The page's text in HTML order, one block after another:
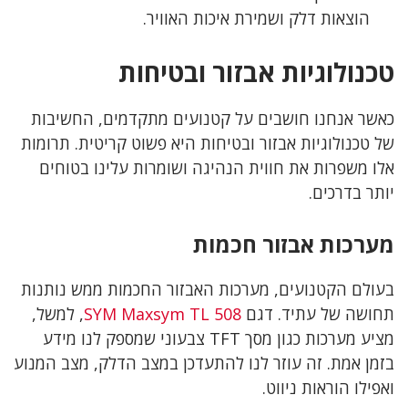
הוצאות דלק ושמירת איכות האוויר.
טכנולוגיות אבזור ובטיחות
כאשר אנחנו חושבים על קטנועים מתקדמים, החשיבות
של טכנולוגיות אבזור ובטיחות היא פשוט קריטית. תרומות
אלו משפרות את חווית הנהיגה ושומרות עלינו בטוחים
יותר בדרכים.
מערכות אבזור חכמות
בעולם הקטנועים, מערכות האבזור החכמות ממש נותנות
תחושה של עתיד. דגם SYM Maxsym TL 508, למשל,
מציע מערכות כגון מסך TFT צבעוני שמספק לנו מידע
בזמן אמת. זה עוזר לנו להתעדכן במצב הדלק, מצב המנוע
ואפילו הוראות ניווט.